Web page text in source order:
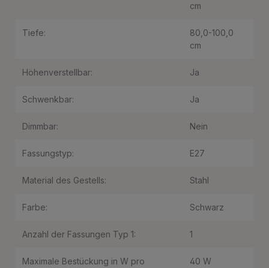
cm
Tiefe:
80,0-100,0
cm
Höhenverstellbar: Ja
Schwenkbar: Ja
Dimmbar: Nein
Fassungstyp: E27
Material des Gestells: Stahl
Farbe: Schwarz
Anzahl der Fassungen Typ 1: 1
Maximale Bestückung in W pro
40 W